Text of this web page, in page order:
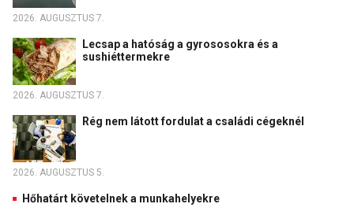
2026. AUGUSZTUS 7.
Lecsap a hatóság a gyrososokra és a
sushiéttermekre
2026. AUGUSZTUS 7.
Rég nem látott fordulat a családi cégeknél
2026. AUGUSZTUS 5.
Hőhatárt követelnek a munkahelyekre